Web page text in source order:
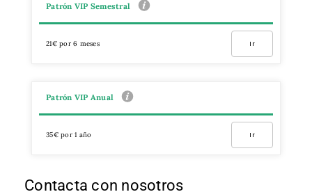
Patrón VIP Semestral
21€ por 6 meses Ir
Patrón VIP Anual
35€ por 1 año Ir
Contacta con nosotros